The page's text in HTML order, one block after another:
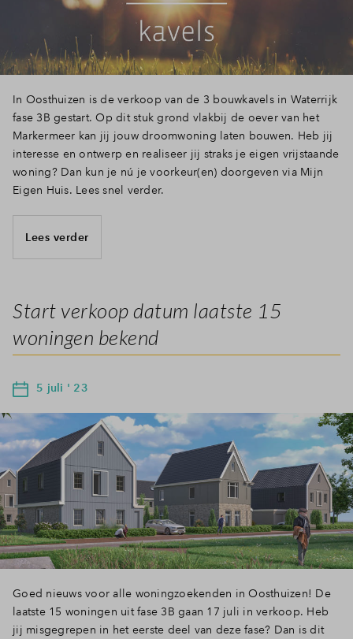
In Oosthuizen is de verkoop van de 3 bouwkavels in Waterrijk
fase 3B gestart. Op dit stuk grond vlakbij de oever van het
Markermeer kan jij jouw droomwoning laten bouwen. Heb jij
interesse en ontwerp en realiseer jij straks je eigen vrijstaande
woning? Dan kun je nú je voorkeur(en) doorgeven via Mijn
Eigen Huis. Lees snel verder.
Lees verder
Start verkoop datum laatste 15
woningen bekend
5 juli ' 23
Goed nieuws voor alle woningzoekenden in Oosthuizen! De
laatste 15 woningen uit fase 3B gaan 17 juli in verkoop. Heb
jij misgegrepen in het eerste deel van deze fase? Dan is dit